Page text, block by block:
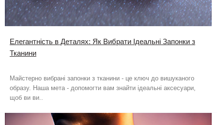
Елегантність в Деталях: Як Вибрати Ідеальні Запонки з
Тканини
Майстерно вибрані запонки з тканини - це ключ до вишуканого
образу. Наша мета - допомогти вам знайти ідеальні аксесуари,
щоб ви ви..